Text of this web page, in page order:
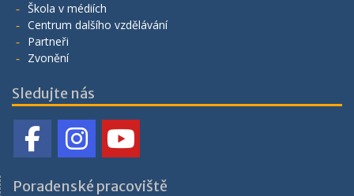
Škola v médiích
Centrum dalšího vzdělávání
Partneři
Zvonění
Sledujte nás
Poradenské pracoviště